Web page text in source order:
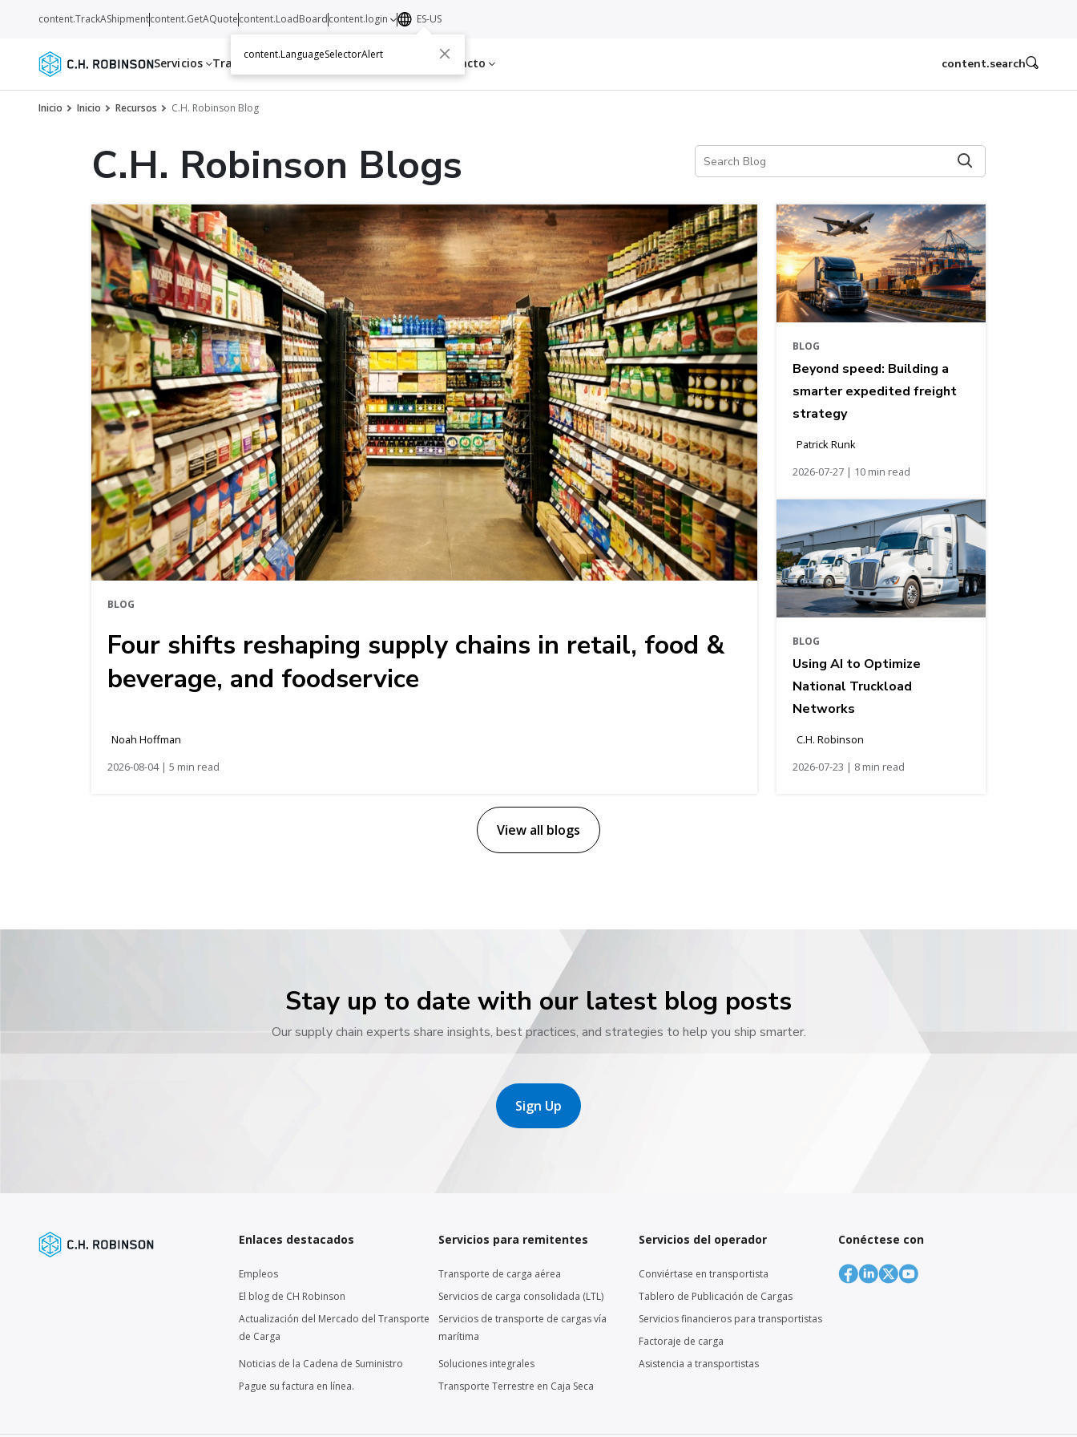
Servicios Transportistas Recursos Acerca de Contacto
content.TrackAShipmentcontent.GetAQuotecontent.LoadBoardcontent.login ES-US
content.LanguageSelectorAlert
content.search
Inicio Inicio Recursos C.H. Robinson Blog
C.H. Robinson Blogs
BLOG
Four shifts reshaping supply chains in retail, food &
beverage, and foodservice
Noah Hoffman
2026-08-04 | 5 min read
BLOG
Beyond speed: Building a
smarter expedited freight
strategy
Patrick Runk
2026-07-27 | 10 min read
BLOG
Using AI to Optimize
National Truckload
Networks
C.H. Robinson
2026-07-23 | 8 min read
View all blogs
Stay up to date with our latest blog posts
Our supply chain experts share insights, best practices, and strategies to help you ship smarter.
Sign Up
Enlaces destacados
Empleos
El blog de CH Robinson
Actualización del Mercado del Transporte
de Carga
Noticias de la Cadena de Suministro
Pague su factura en línea.
Servicios para remitentes
Transporte de carga aérea
Servicios de carga consolidada (LTL)
Servicios de transporte de cargas vía
marítima
Soluciones integrales
Transporte Terrestre en Caja Seca
Servicios del operador
Conviértase en transportista
Tablero de Publicación de Cargas
Servicios financieros para transportistas
Factoraje de carga
Asistencia a transportistas
Conéctese con